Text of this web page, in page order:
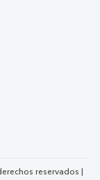
reservados |